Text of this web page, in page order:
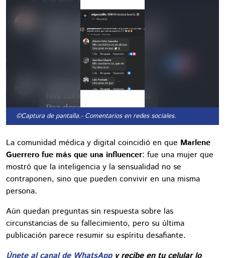
©Captura de pantalla.- Comentarios en redes sociales.
La comunidad médica y digital coincidió en que Marlene
Guerrero fue más que una influencer: fue una mujer que
mostró que la inteligencia y la sensualidad no se
contraponen, sino que pueden convivir en una misma
persona.
Aún quedan preguntas sin respuesta sobre las
circunstancias de su fallecimiento, pero su última
publicación parece resumir su espíritu desafiante.